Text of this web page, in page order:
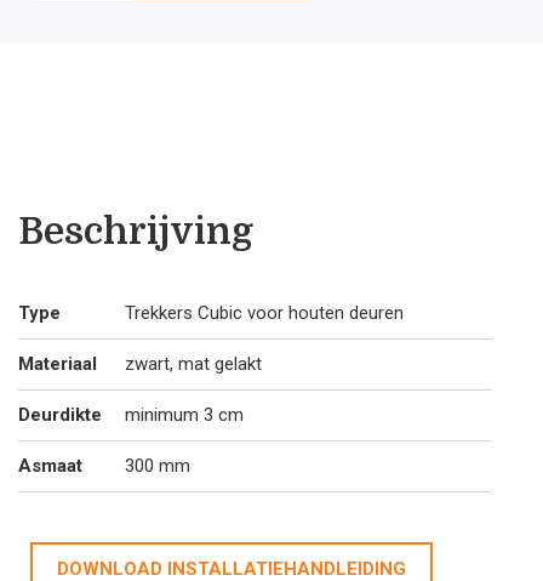
Beschrijving
Type Trekkers Cubic voor houten deuren
Materiaal zwart, mat gelakt
Deurdikte minimum 3 cm
Asmaat 300 mm
DOWNLOAD INSTALLATIEHANDLEIDING